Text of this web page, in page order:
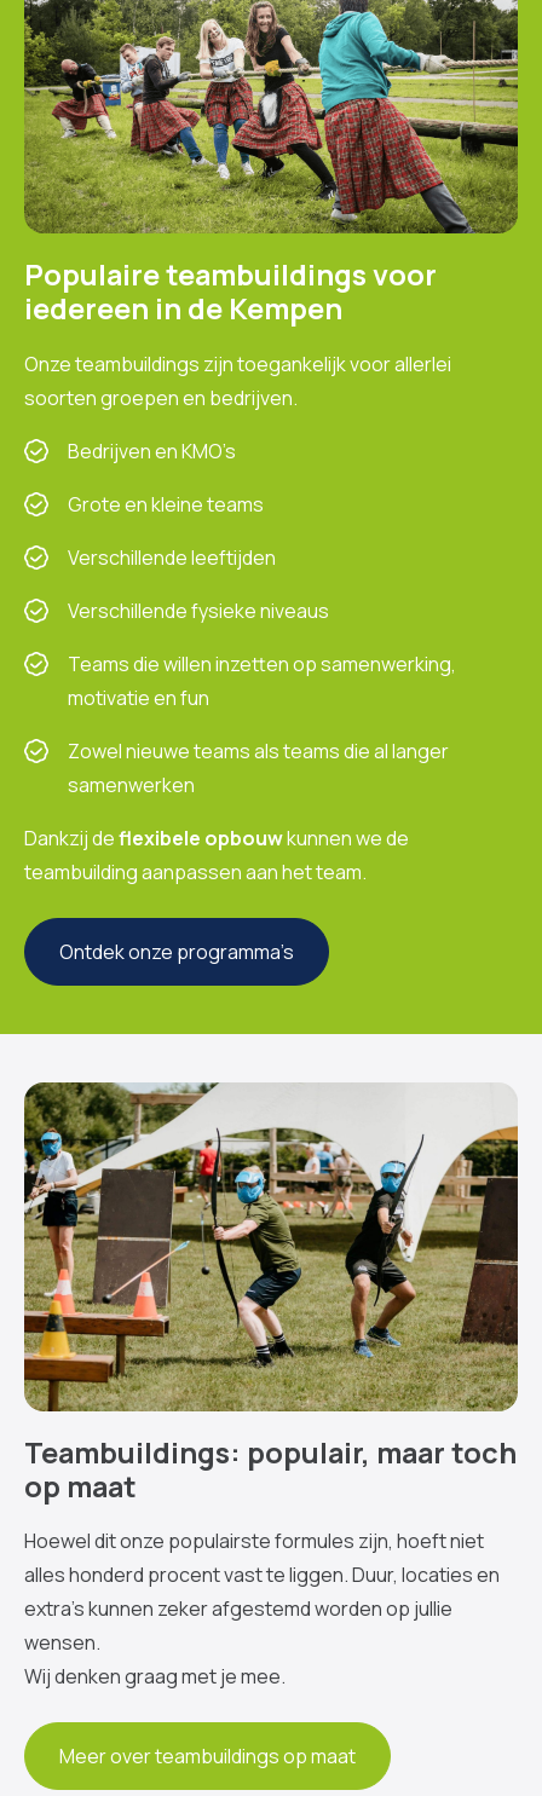
Populaire teambuildings voor
iedereen in de Kempen
Onze teambuildings zijn toegankelijk voor allerlei
soorten groepen en bedrijven.
Bedrijven en KMO’s
Grote en kleine teams
Verschillende leeftijden
Verschillende fysieke niveaus
Teams die willen inzetten op samenwerking,
motivatie en fun
Zowel nieuwe teams als teams die al langer
samenwerken
Dankzij deflexibele opbouwkunnen we de
teambuilding aanpassen aan het team.
Ontdek onze programma’s
Teambuildings: populair, maar toch
op maat
Hoewel dit onze populairste formules zijn, hoeft niet
alles honderd procent vast te liggen. Duur, locaties en
extra’s kunnen zeker afgestemd worden op jullie
wensen.
Wij denken graag met je mee.
Meer over teambuildings op maat